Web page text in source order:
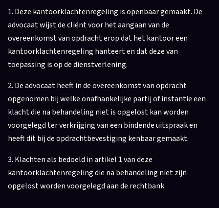
1. Deze kantoorklachtenregeling is openbaar gemaakt. De
advocaat wijst de cliënt voor het aangaan van de
overeenkomst van opdracht erop dat het kantoor een
kantoorklachtenregeling hanteert en dat deze van
toepassing is op de dienstverlening.
2. De advocaat heeft in de overeenkomst van opdracht
opgenomen bij welke onafhankelijke partij of instantie een
klacht die na behandeling niet is opgelost kan worden
voorgelegd ter verkrijging van een bindende uitspraak en
heeft dit bij de opdrachtbevestiging kenbaar gemaakt.
3. Klachten als bedoeld in artikel 1 van deze
kantoorklachtenregeling die na behandeling niet zijn
opgelost worden voorgelegd aan de rechtbank.